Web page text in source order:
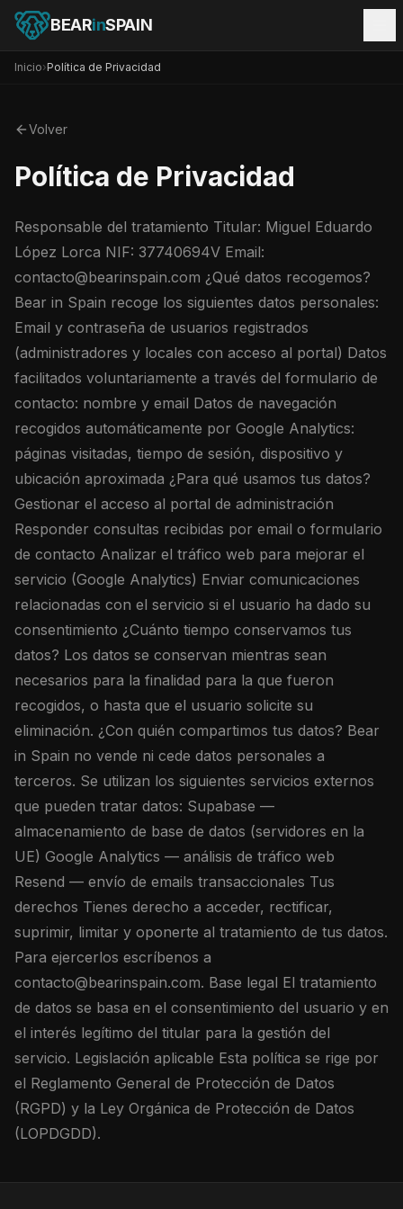
BEARinSPAIN
Inicio›Política de Privacidad
Volver
Política de Privacidad
Responsable del tratamiento Titular: Miguel Eduardo
López Lorca NIF: 37740694V Email:
contacto@bearinspain.com ¿Qué datos recogemos?
Bear in Spain recoge los siguientes datos personales:
Email y contraseña de usuarios registrados
(administradores y locales con acceso al portal) Datos
facilitados voluntariamente a través del formulario de
contacto: nombre y email Datos de navegación
recogidos automáticamente por Google Analytics:
páginas visitadas, tiempo de sesión, dispositivo y
ubicación aproximada ¿Para qué usamos tus datos?
Gestionar el acceso al portal de administración
Responder consultas recibidas por email o formulario
de contacto Analizar el tráfico web para mejorar el
servicio (Google Analytics) Enviar comunicaciones
relacionadas con el servicio si el usuario ha dado su
consentimiento ¿Cuánto tiempo conservamos tus
datos? Los datos se conservan mientras sean
necesarios para la finalidad para la que fueron
recogidos, o hasta que el usuario solicite su
eliminación. ¿Con quién compartimos tus datos? Bear
in Spain no vende ni cede datos personales a
terceros. Se utilizan los siguientes servicios externos
que pueden tratar datos: Supabase —
almacenamiento de base de datos (servidores en la
UE) Google Analytics — análisis de tráfico web
Resend — envío de emails transaccionales Tus
derechos Tienes derecho a acceder, rectificar,
suprimir, limitar y oponerte al tratamiento de tus datos.
Para ejercerlos escríbenos a
contacto@bearinspain.com. Base legal El tratamiento
de datos se basa en el consentimiento del usuario y en
el interés legítimo del titular para la gestión del
servicio. Legislación aplicable Esta política se rige por
el Reglamento General de Protección de Datos
(RGPD) y la Ley Orgánica de Protección de Datos
(LOPDGDD).